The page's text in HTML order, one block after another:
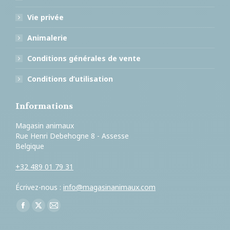
Vie privée
Animalerie
Conditions générales de vente
Conditions d’utilisation
Informations
Magasin animaux
Rue Henri Debehogne 8 - Assesse
Belgique
+32 489 01 79 31
Écrivez-nous : info@magasinanimaux.com
Trouvez nous sur :
Facebook
X
E-